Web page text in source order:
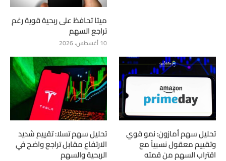
ميتا تحافظ على ربحية قوية رغم
تراجع السهم
10 أغسطس، 2026
تحليل سهم أمازون: نمو قوي
وتقييم معقول نسبياً مع
اقتراب السهم من قمته
تحليل سهم تسلا: تقييم شديد
الارتفاع مقابل تراجع واضح في
الربحية والسهم